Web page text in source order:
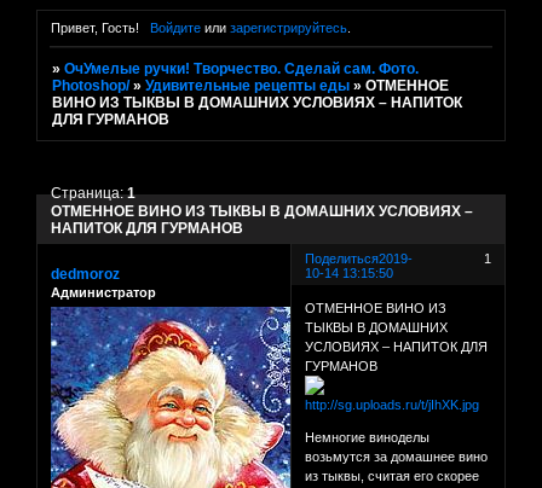
Привет, Гость! Войдитеили зарегистрируйтесь.
»ОчУмелые ручки! Творчество. Сделай сам. Фото.
Photoshop/ »Удивительные рецепты еды »ОТМЕННОЕ
ВИНО ИЗ ТЫКВЫ В ДОМАШНИХ УСЛОВИЯХ – НАПИТОК
ДЛЯ ГУРМАНОВ
ОТМЕННОЕ ВИНО ИЗ ТЫКВЫ В ДОМАШНИХ УСЛОВИЯХ –
НАПИТОК ДЛЯ ГУРМАНОВ
Страница:1
Поделиться 1
2019-
10-14 13:15:50
dedmoroz
Администратор
ОТМЕННОЕ ВИНО ИЗ
ТЫКВЫ В ДОМАШНИХ
УСЛОВИЯХ – НАПИТОК ДЛЯ
ГУРМАНОВ
Немногие виноделы
возьмутся за домашнее вино
из тыквы, считая его скорее